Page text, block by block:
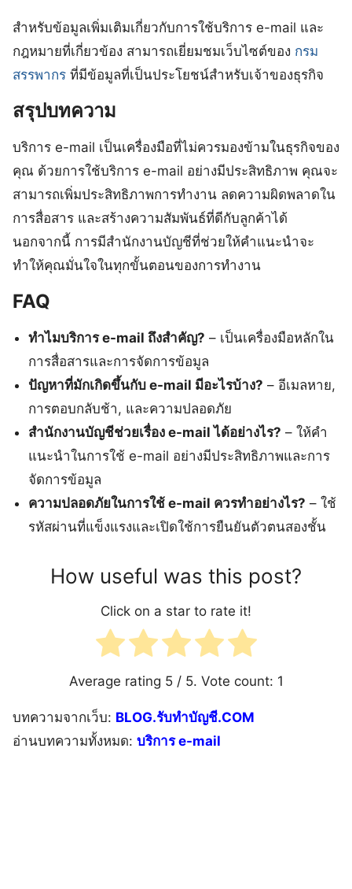
สำหรับข้อมูลเพิ่มเติมเกี่ยวกับการใช้บริการ e-mail และ
กฎหมายที่เกี่ยวข้อง สามารถเยี่ยมชมเว็บไซต์ของ กรม
สรรพากร ที่มีข้อมูลที่เป็นประโยชน์สำหรับเจ้าของธุรกิจ
สรุปบทความ
บริการ e-mail เป็นเครื่องมือที่ไม่ควรมองข้ามในธุรกิจของ
คุณ ด้วยการใช้บริการ e-mail อย่างมีประสิทธิภาพ คุณจะ
สามารถเพิ่มประสิทธิภาพการทำงาน ลดความผิดพลาดใน
การสื่อสาร และสร้างความสัมพันธ์ที่ดีกับลูกค้าได้
นอกจากนี้ การมีสำนักงานบัญชีที่ช่วยให้คำแนะนำจะ
ทำให้คุณมั่นใจในทุกขั้นตอนของการทำงาน
FAQ
ทำไมบริการ e-mail ถึงสำคัญ? – เป็นเครื่องมือหลักใน
การสื่อสารและการจัดการข้อมูล
ปัญหาที่มักเกิดขึ้นกับ e-mail มีอะไรบ้าง? – อีเมลหาย,
การตอบกลับช้า, และความปลอดภัย
สำนักงานบัญชีช่วยเรื่อง e-mail ได้อย่างไร? – ให้คำ
แนะนำในการใช้ e-mail อย่างมีประสิทธิภาพและการ
จัดการข้อมูล
ความปลอดภัยในการใช้ e-mail ควรทำอย่างไร? – ใช้
รหัสผ่านที่แข็งแรงและเปิดใช้การยืนยันตัวตนสองชั้น
How useful was this post?
Click on a star to rate it!
Average rating 5/ 5. Vote count: 1
บทความจากเว็บ: BLOG.รับทำบัญชี.COM
อ่านบทความทั้งหมด: บริการ e-mail